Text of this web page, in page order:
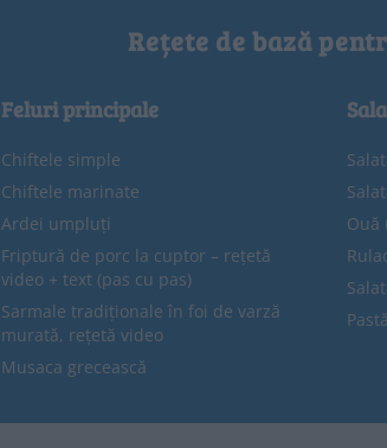
Rețete de bază
Feluri principale
Chiftele simple
Chiftele marinate
Ardei umpluți
Friptură de porc la cuptor – rețetă
video + text (pas cu pas)
Sarmale tradiționale în foi de varză
murată, rețetă video
Musaca grecească
Ouă